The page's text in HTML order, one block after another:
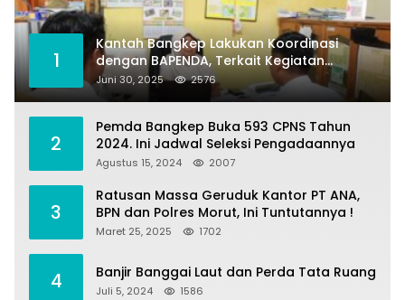
1
Kantah Bangkep Lakukan Koordinasi
dengan BAPENDA, Terkait Kegiatan
Fasilitasi Penilaian Tanah dan Ekonomi
Pertanahan
Juni 30, 2025 2576
2
Pemda Bangkep Buka 593 CPNS Tahun
2024. Ini Jadwal Seleksi Pengadaannya
Agustus 15, 2024 2007
3
Ratusan Massa Geruduk Kantor PT ANA,
BPN dan Polres Morut, Ini Tuntutannya !
Maret 25, 2025 1702
4 Banjir Banggai Laut dan Perda Tata Ruang
Juli 5, 2024 1586